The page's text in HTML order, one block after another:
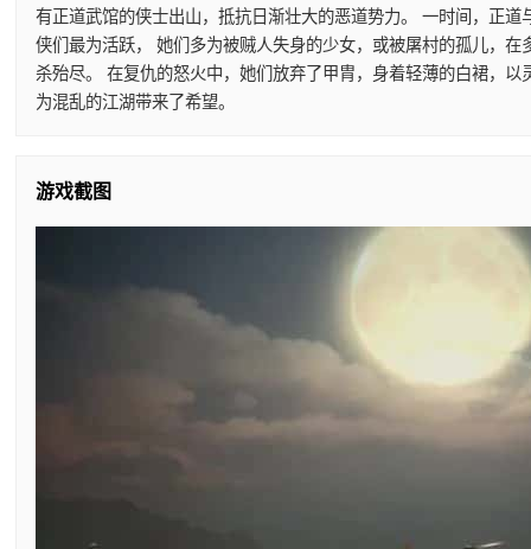
有正道武馆的侠士出山，抵抗日渐壮大的恶道势力。 一时间，正
侠们最为活跃， 她们多为被贼人失身的少女，或被屠村的孤儿，
杀殆尽。 在复仇的怒火中，她们放弃了甲胄，身着轻薄的白裙，
为混乱的江湖带来了希望。
游戏截图